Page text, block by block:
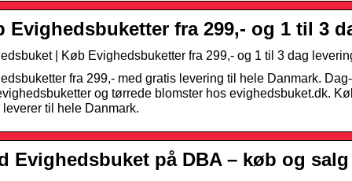
Evighedsbuketter fra 299,- og 1 til 3
| Køb Evighedsbuketter fra 299,- og 1 til 3 dag
fra 299,- med gratis levering til hele Danmark.
og tørrede blomster hos evighedsbuket.dk.
leverer til hele Danmark.
Evighedsbuket på DBA – køb og